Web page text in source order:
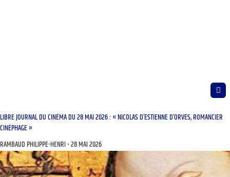
LIBRE JOURNAL DU CINÉMA DU 28 MAI 2026 : « NICOLAS D’ESTIENNE D’ORVES, ROMANCIER
CINÉPHAGE »
RAMBAUD PHILIPPE-HENRI 28 MAI 2026